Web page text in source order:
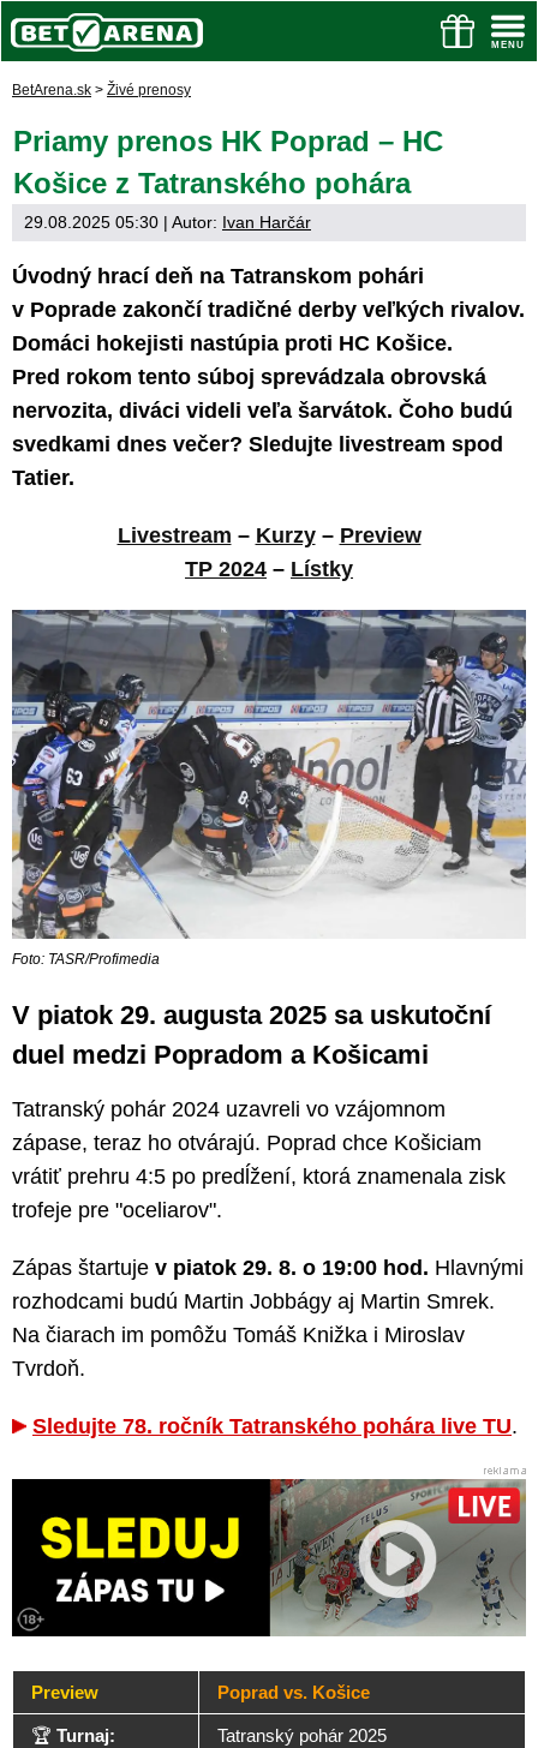
BetArena.sk > Živé prenosy
Priamy prenos HK Poprad – HC
Košice z Tatranského pohára
29.08.2025 05:30 | Autor: Ivan Harčár
Úvodný hrací deň na Tatranskom pohári
v Poprade zakončí tradičné derby veľkých rivalov.
Domáci hokejisti nastúpia proti HC Košice.
Pred rokom tento súboj sprevádzala obrovská
nervozita, diváci videli veľa šarvátok. Čoho budú
svedkami dnes večer? Sledujte livestream spod
Tatier.
Livestream – Kurzy– Preview
TP 2024 – Lístky
Foto: TASR/Profimedia
V piatok 29. augusta 2025 sa uskutoční
duel medzi Popradom a Košicami
Tatranský pohár 2024 uzavreli vo vzájomnom
zápase, teraz ho otvárajú. Poprad chce Košiciam
vrátiť prehru 4:5 po predĺžení, ktorá znamenala zisk
trofeje pre "oceliarov".
Zápas štartuje v piatok 29. 8. o 19:00 hod. Hlavnými
rozhodcami budú Martin Jobbágy aj Martin Smrek.
Na čiarach im pomôžu Tomáš Knižka i Miroslav
Tvrdoň.
Sledujte 78. ročník Tatranského pohára live TU.
Preview Poprad vs. Košice
🏆 Turnaj: Tatranský pohár 2025